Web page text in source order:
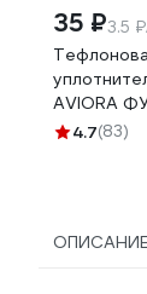
35 ₽3.5
AVIORA
302-117
4.7(83)